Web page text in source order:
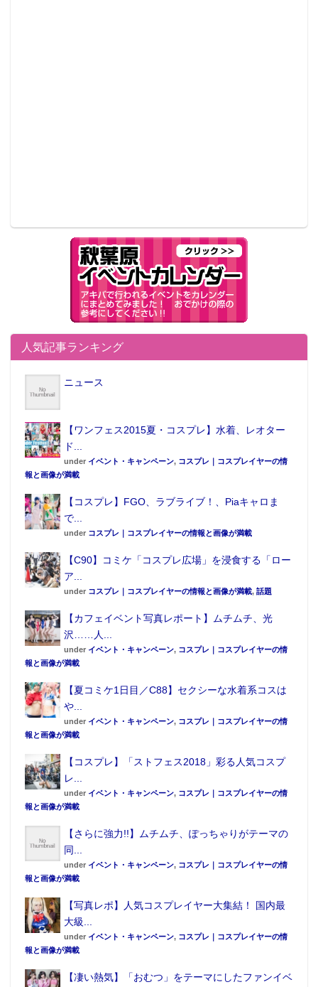
人気記事ランキング
ニュース
【ワンフェス2015夏・コスプレ】水着、レオター
ド...
under イベント・キャンペーン, コスプレ｜コスプレイヤーの情
報と画像が満載
【コスプレ】FGO、ラブライブ！、Piaキャロま
で...
under コスプレ｜コスプレイヤーの情報と画像が満載
【C90】コミケ「コスプレ広場」を浸食する「ロー
ア...
under コスプレ｜コスプレイヤーの情報と画像が満載, 話題
【カフェイベント写真レポート】ムチムチ、光
沢……人...
under イベント・キャンペーン, コスプレ｜コスプレイヤーの情
報と画像が満載
【夏コミケ1日目／C88】セクシーな水着系コスは
や...
under イベント・キャンペーン, コスプレ｜コスプレイヤーの情
報と画像が満載
【コスプレ】「ストフェス2018」彩る人気コスプ
レ...
under イベント・キャンペーン, コスプレ｜コスプレイヤーの情
報と画像が満載
【さらに強力!!】ムチムチ、ぽっちゃりがテーマの
同...
under イベント・キャンペーン, コスプレ｜コスプレイヤーの情
報と画像が満載
【写真レポ】人気コスプレイヤー大集結！ 国内最
大級...
under イベント・キャンペーン, コスプレ｜コスプレイヤーの情
報と画像が満載
【凄い熱気】「おむつ」をテーマにしたファンイベ